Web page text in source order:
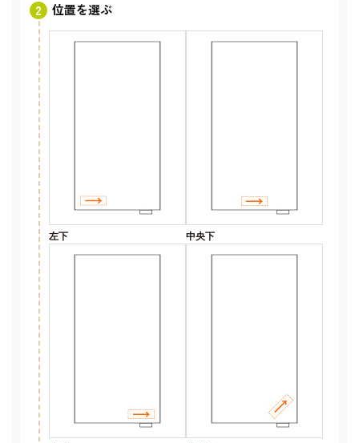
位置を選ぶ
左下 中央下